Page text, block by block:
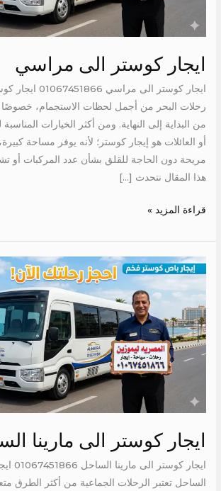
ايجار كوستر الى مراسي
ايجار كوستر الى
رحلات البحر من أجمل لحظات الاستجمام، خصوصًا
من البداية إلى النهاية. ومن أكثر الخيارات
أو العائلات هو إيجار كوستر؛ لأنه يوفر مساحة
مريحة دون الحاجة للقلق بشأن عدد المركبات أو
هذا المقال نتحدث […]
قراءة المزيد »
ايجار كوستر الى مارينا
ايجار
الساحل تعتبر الرحلات الجماعية من أكثر الطرق
ايجار
كوستر
مارينا
الساحل